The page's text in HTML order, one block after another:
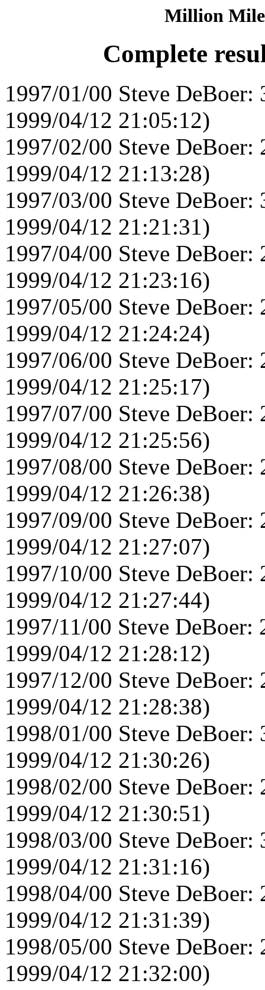
Million
Complete
1997/01/00 Steve
1999/04/12 21:05:12)
1997/02/00 Steve
1999/04/12 21:13:28)
1997/03/00 Steve
1999/04/12 21:21:31)
1997/04/00 Steve
1999/04/12 21:23:16)
1997/05/00 Steve
1999/04/12 21:24:24)
1997/06/00 Steve
1999/04/12 21:25:17)
1997/07/00 Steve
1999/04/12 21:25:56)
1997/08/00 Steve
1999/04/12 21:26:38)
1997/09/00 Steve
1999/04/12 21:27:07)
1997/10/00 Steve
1999/04/12 21:27:44)
1997/11/00 Steve
1999/04/12 21:28:12)
1997/12/00 Steve
1999/04/12 21:28:38)
1998/01/00 Steve
1999/04/12 21:30:26)
1998/02/00 Steve
1999/04/12 21:30:51)
1998/03/00 Steve
1999/04/12 21:31:16)
1998/04/00 Steve
1999/04/12 21:31:39)
1998/05/00 Steve
1999/04/12 21:32:00)